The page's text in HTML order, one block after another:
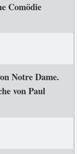
Comödie
Notre Dame.
von Paul